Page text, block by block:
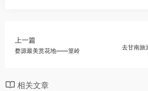
上一篇
婺源最美赏花地——篁岭
去甘南旅
相关文章